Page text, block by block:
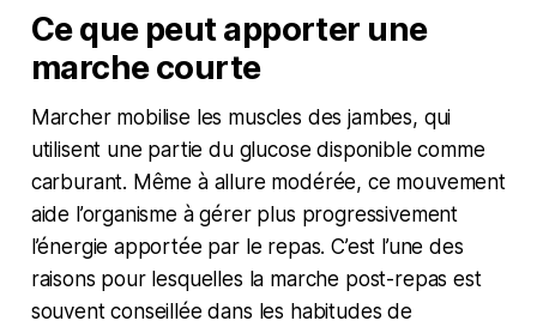
Ce que peut apporter une
marche courte
Marcher mobilise les muscles des jambes, qui
utilisent une partie du glucose disponible comme
carburant. Même à allure modérée, ce mouvement
aide l’organisme à gérer plus progressivement
l’énergie apportée par le repas. C’est l’une des
raisons pour lesquelles la marche post-repas est
souvent conseillée dans les habitudes de